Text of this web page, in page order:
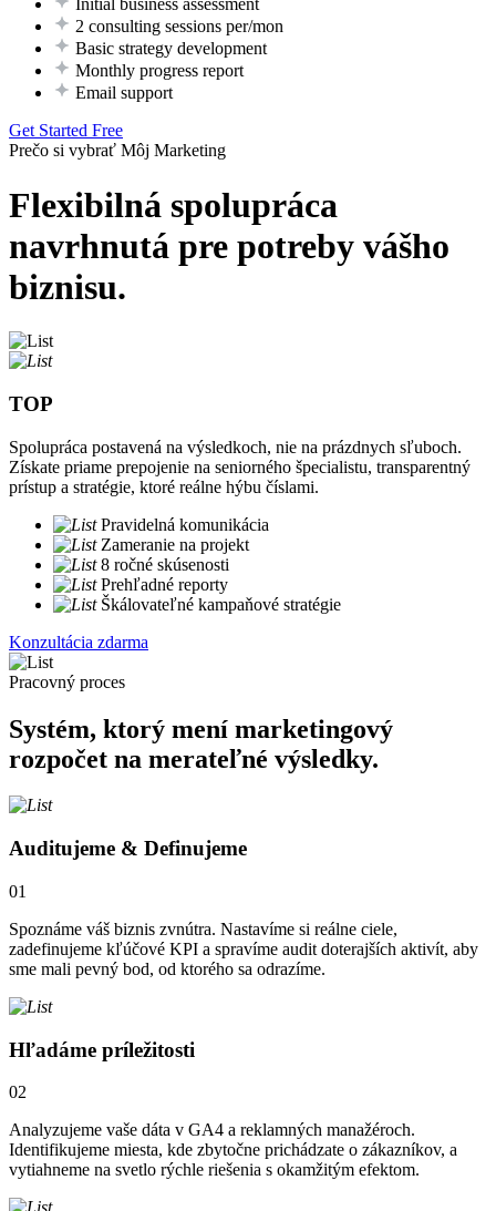
Initial business assessment
2 consulting sessions per/mon
Basic strategy development
Monthly progress report
Email support
Get Started Free
Prečo si vybrať Môj Marketing
Flexibilná spolupráca
navrhnutá pre potreby vášho
biznisu.
TOP
Spolupráca postavená na výsledkoch, nie na prázdnych sľuboch.
Získate priame prepojenie na seniorného špecialistu, transparentný
prístup a stratégie, ktoré reálne hýbu číslami.
Pravidelná komunikácia
Zameranie na projekt
8 ročné skúsenosti
Prehľadné reporty
Škálovateľné kampaňové stratégie
Konzultácia zdarma
Pracovný proces
Systém, ktorý mení marketingový
rozpočet na merateľné výsledky.
Auditujeme & Definujeme
01
Spoznáme váš biznis zvnútra. Nastavíme si reálne ciele,
zadefinujeme kľúčové KPI a spravíme audit doterajších aktivít, aby
sme mali pevný bod, od ktorého sa odrazíme.
Hľadáme príležitosti
02
Analyzujeme vaše dáta v GA4 a reklamných manažéroch.
Identifikujeme miesta, kde zbytočne prichádzate o zákazníkov, a
vytiahneme na svetlo rýchle riešenia s okamžitým efektom.